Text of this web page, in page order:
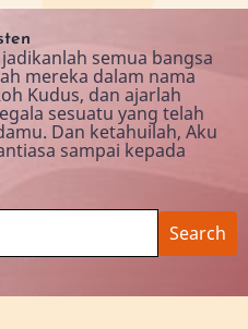
semua bangsa
mereka dalam nama
Kudus, dan ajarlah
sesuatu yang telah
Dan ketahuilah, Aku
sampai kepada